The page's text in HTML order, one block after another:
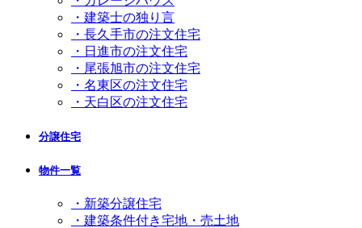
・建築士の独り言
・長久手市の注文住宅
・日進市の注文住宅
・尾張旭市の注文住宅
・名東区の注文住宅
・天白区の注文住宅
分譲住宅
物件一覧
・新築分譲住宅
・建築条件付き宅地・売土地